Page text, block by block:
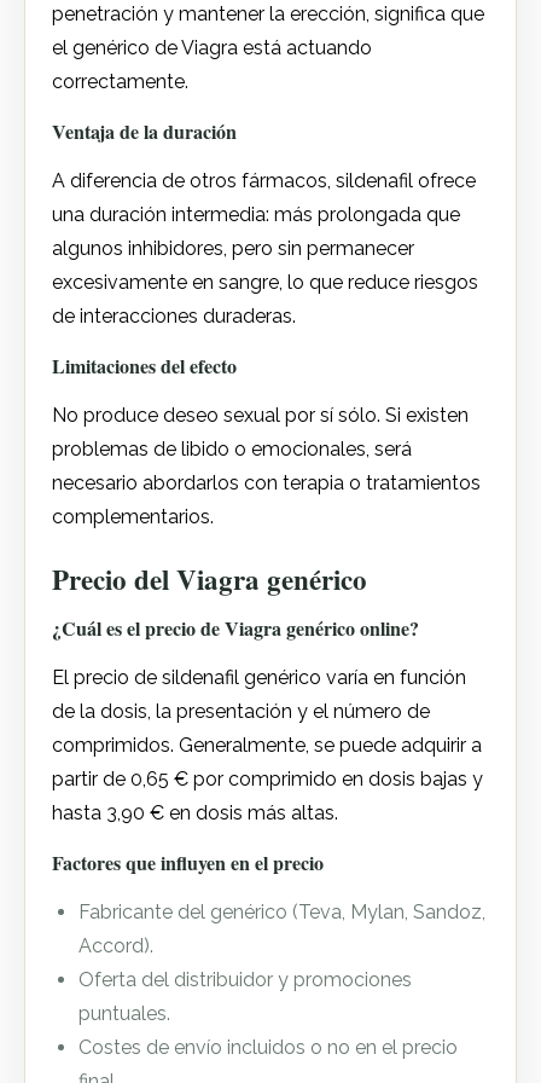
penetración y mantener la erección, significa que
el genérico de Viagra está actuando
correctamente.
Ventaja de la duración
A diferencia de otros fármacos, sildenafil ofrece
una duración intermedia: más prolongada que
algunos inhibidores, pero sin permanecer
excesivamente en sangre, lo que reduce riesgos
de interacciones duraderas.
Limitaciones del efecto
No produce deseo sexual por sí sólo. Si existen
problemas de libido o emocionales, será
necesario abordarlos con terapia o tratamientos
complementarios.
Precio del Viagra genérico
¿Cuál es el precio de Viagra genérico online?
El precio de sildenafil genérico varía en función
de la dosis, la presentación y el número de
comprimidos. Generalmente, se puede adquirir a
partir de 0,65 € por comprimido en dosis bajas y
hasta 3,90 € en dosis más altas.
Factores que influyen en el precio
Fabricante del genérico (Teva, Mylan, Sandoz,
Accord).
Oferta del distribuidor y promociones
puntuales.
Costes de envío incluidos o no en el precio